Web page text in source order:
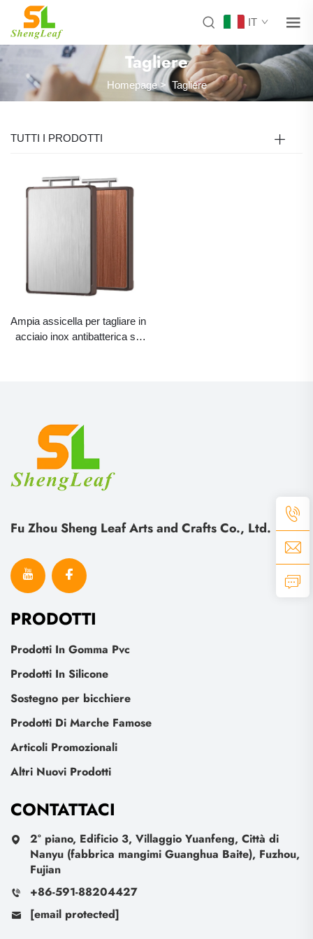
IT
Tagliere
Homepage>Tagliere
TUTTI I PRODOTTI
Ampia assicella per tagliare in
acciaio inox antibatterica su
Fu Zhou Sheng Leaf Arts and Crafts Co., Ltd.
PRODOTTI
Prodotti In Gomma Pvc
Prodotti In Silicone
Sostegno per bicchiere
Prodotti Di Marche Famose
Articoli Promozionali
Altri Nuovi Prodotti
CONTATTACI
2° piano, Edificio 3, Villaggio Yuanfeng, Città di
Nanyu (fabbrica mangimi Guanghua Baite), Fuzhou,
Fujian
+86-591-88204427
[email protected]